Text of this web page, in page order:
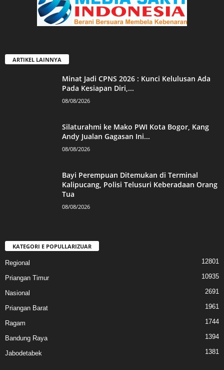
ARTIKEL LAINNYA
Minat Jadi CPNS 2026 : Kunci Kelulusan Ada
Pada Kesiapan Diri,...
08/08/2026
Silaturahmi ke Mako PWI Kota Bogor, Kang
Andy Jualan Gagasan Ini...
08/08/2026
Bayi Perempuan Ditemukan di Terminal
Kalipucang, Polisi Telusuri Keberadaan Orang
Tua
08/08/2026
KATEGORI E POPULLARIZUAR
Regional 12801
Priangan Timur 10935
Nasional 2691
Priangan Barat 1961
Ragam 1744
Bandung Raya 1394
Jabodetabek 1381